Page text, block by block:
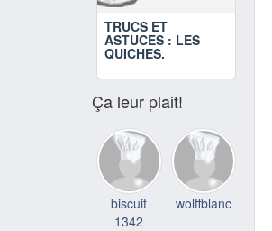
TRUCS ET
ASTUCES : LES
QUICHES.
Ça leur plait!
biscuit
1342
wolffblanc